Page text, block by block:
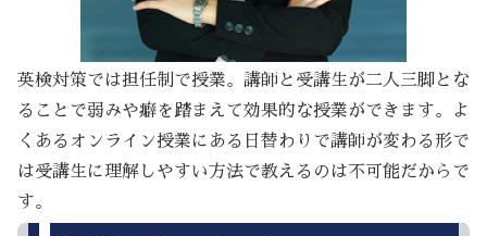
英検対策では担任制で授業。講師と受講生が二人三脚とな
ることで弱みや癖を踏まえて効果的な授業ができます。よ
くあるオンライン授業にある日替わりで講師が変わる形で
は受講生に理解しやすい方法で教えるのは不可能だからで
す。